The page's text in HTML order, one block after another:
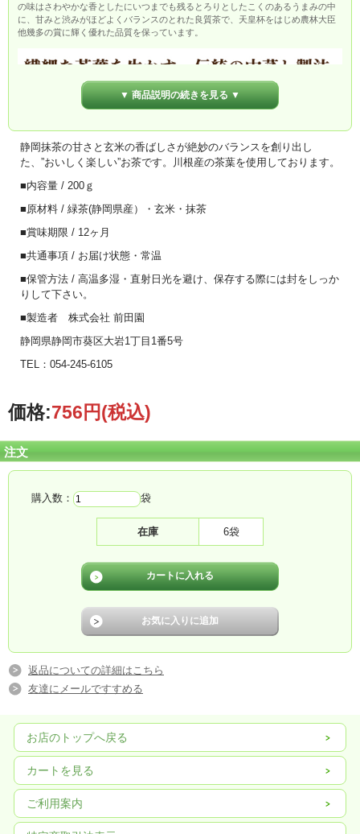
の味はさわやかな香としたにいつまでも残るとろりとしたこくのあるうまみの中
に、甘みと渋みがほどよくバランスのとれた良質茶で、天皇杯をはじめ農林大臣
他幾多の賞に輝く優れた品質を保っています。
▼ 商品説明の続きを見る ▼
静岡抹茶の甘さと玄米の香ばしさが絶妙のバランスを創り出し
た、”おいしく楽しい”お茶です。川根産の茶葉を使用しております。
■内容量 / 200ｇ
■原材料 / 緑茶(静岡県産）・玄米・抹茶
■賞味期限 / 12ヶ月
■共通事項 / お届け状態・常温
■保管方法 / 高温多湿・直射日光を避け、保存する際には封をしっか
りして下さい。
■製造者 株式会社 前田園
静岡県静岡市葵区大岩1丁目1番5号
TEL：054-245-6105
価格:756円(税込)
注文
購入数： 袋
在庫 6袋
返品についての詳細はこちら
友達にメールですすめる
お店のトップへ戻る
カートを見る
ご利用案内